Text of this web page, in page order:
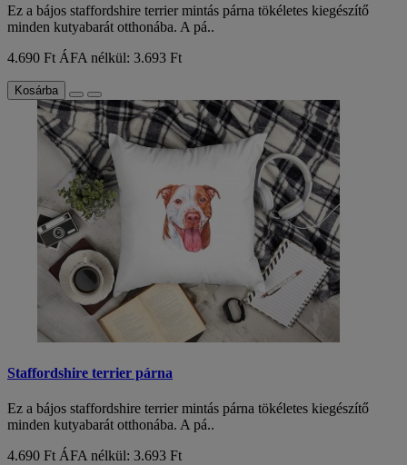
Ez a bájos staffordshire terrier mintás párna tökéletes kiegészítő
minden kutyabarát otthonába. A pá..
4.690 Ft ÁFA nélkül: 3.693 Ft
Kosárba
Staffordshire terrier párna
Ez a bájos staffordshire terrier mintás párna tökéletes kiegészítő
minden kutyabarát otthonába. A pá..
4.690 Ft ÁFA nélkül: 3.693 Ft